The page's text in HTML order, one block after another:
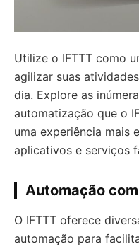
Utilize o IFTTT como
agilizar suas
dia. Explore as
automatização que o
uma experiência mais
aplicativos e serviços
Automação
O IFTTT oferece
automação para